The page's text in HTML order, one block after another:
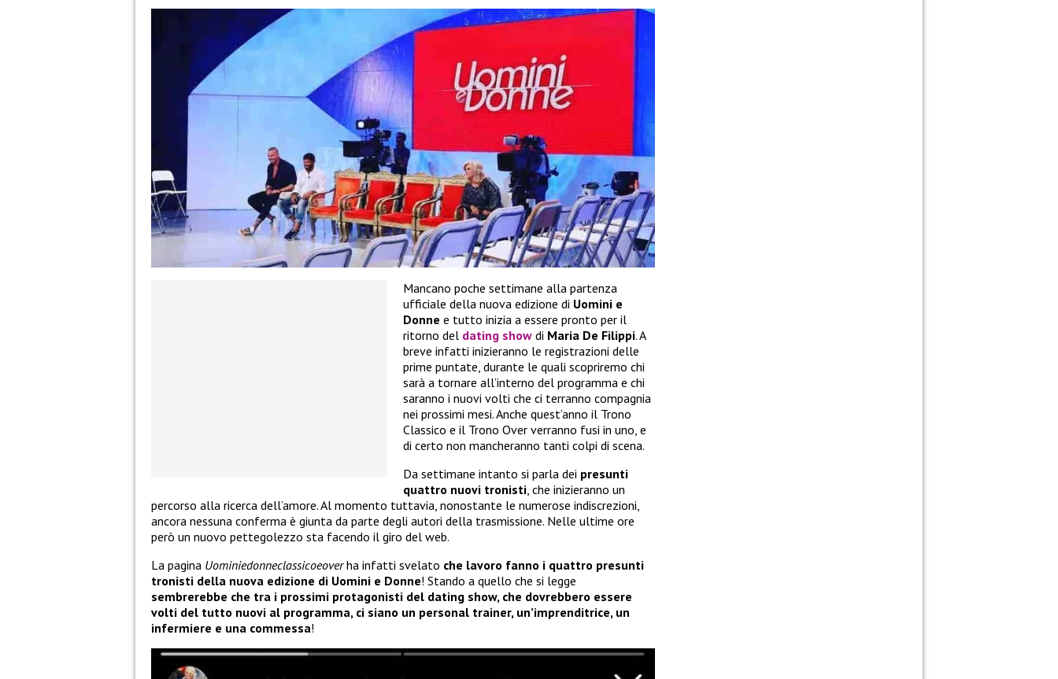
Mancano poche settimane alla partenza
ufficiale della nuova edizione di Uomini e
Donne e tutto inizia a essere pronto per il
ritorno del dating show di Maria De Filippi. A
breve infatti inizieranno le registrazioni delle
prime puntate, durante le quali scopriremo chi
sarà a tornare all’interno del programma e chi
saranno i nuovi volti che ci terranno compagnia
nei prossimi mesi. Anche quest’anno il Trono
Classico e il Trono Over verranno fusi in uno, e
di certo non mancheranno tanti colpi di scena.
Da settimane intanto si parla dei presunti
quattro nuovi tronisti, che inizieranno un
percorso alla ricerca dell’amore. Al momento tuttavia, nonostante le numerose indiscrezioni,
ancora nessuna conferma è giunta da parte degli autori della trasmissione. Nelle ultime ore
però un nuovo pettegolezzo sta facendo il giro del web.
La pagina Uominiedonneclassicoeoverha infatti svelato che lavoro fanno i quattro presunti
tronisti della nuova edizione di Uomini e Donne! Stando a quello che si legge
sembrerebbe che tra i prossimi protagonisti del dating show, che dovrebbero essere
volti del tutto nuovi al programma, ci siano un personal trainer, un’imprenditrice, un
infermiere e una commessa!